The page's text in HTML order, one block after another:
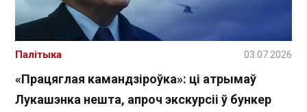
«Працяглая камандзіроўка»: ці атрымаў
Лукашэнка нешта, апроч экскурсіі ў бункер
Палітыка 03.07.2026